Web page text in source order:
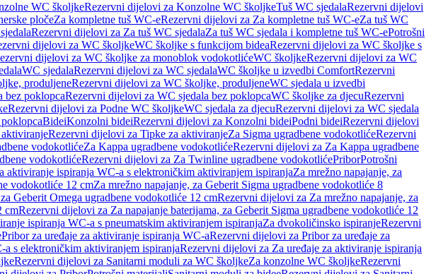
WC školjkeRezervni dijelovi za Konzolne WC školjkeTuš WC sjedalaRezervni dijelovi
pločeZa kompletne tuš WC-eRezervni dijelovi za Za kompletne tuš WC-eZa tuš WC
Rezervni dijelovi za Za tuš WC sjedalaZa tuš WC sjedala i kompletne tuš WC-ePotrošni
dijelovi za WC školjkeWC školjke s funkcijom bideaRezervni dijelovi za WC školjke s
dijelovi za WC školjke za monoblok vodokotlićeWC školjkeRezervni dijelovi za WC
WC sjedalaRezervni dijelovi za WC sjedalaWC školjke u izvedbi ComfortRezervni
produljeneRezervni dijelovi za WC školjke, produljeneWC sjedala u izvedbi
bez poklopcaRezervni dijelovi za WC sjedala bez poklopcaWC školjke za djecuRezervni
Rezervni dijelovi za Podne WC školjkeWC sjedala za djecuRezervni dijelovi za WC sjedala
BideiKonzolni bideiRezervni dijelovi za Konzolni bideiPodni bideiRezervni dijelovi
Rezervni dijelovi za Tipke za aktiviranjeZa Sigma ugradbene vodokotlićeRezervni
vodokotlićeZa Kappa ugradbene vodokotlićeRezervni dijelovi za Za Kappa ugradbene
vodokotlićeRezervni dijelovi za Za Twinline ugradbene vodokotlićePriborPotrošni
aktiviranje ispiranja WC-a s elektroničkim aktiviranjem ispiranjaZa mrežno napajanje, za
vodokotliće 12 cmZa mrežno napajanje, za Geberit Sigma ugradbene vodokotliće 8
Geberit Omega ugradbene vodokotliće 12 cmRezervni dijelovi za Za mrežno napajanje, za
cmRezervni dijelovi za Za napajanje baterijama, za Geberit Sigma ugradbene vodokotliće 12
ispiranja WC-a s pneumatskim aktiviranjem ispiranjaZa dvokoličinsko ispiranjeRezervni
Pribor za uređaje za aktiviranje ispiranja WC-aRezervni dijelovi za Pribor za uređaje za
s elektroničkim aktiviranjem ispiranjaRezervni dijelovi za Za uređaje za aktiviranje ispiranja
Rezervni dijelovi za Sanitarni moduli za WC školjkeZa konzolne WC školjkeRezervni